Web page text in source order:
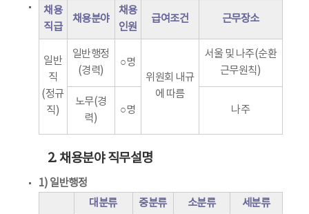
채용
직급
채용분야
채용
인원
급여조건 근무장소
일반
직
(정규
직)
일반행정
(경력)
○명
위원회 내규
에 따름
서울 및 나주(순환
근무원칙)
노무(경
력)
○명 나주
2. 채용분야 직무설명
1) 일반행정
대분류 중분류 소분류 세분류